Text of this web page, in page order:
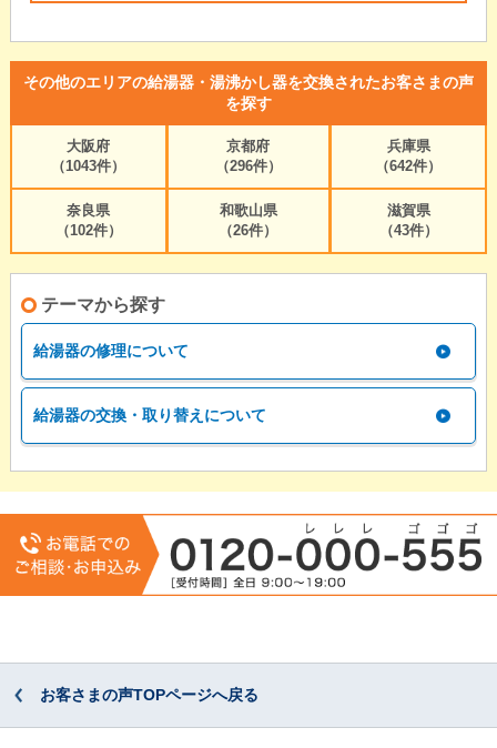
その他のエリアの給湯器・湯沸かし器を交換されたお客さまの声
を探す
大阪府
（1043件）
京都府
（296件）
兵庫県
（642件）
奈良県
（102件）
和歌山県
（26件）
滋賀県
（43件）
テーマから探す
給湯器の修理について
給湯器の交換・取り替えについて
お客さまの声TOPページへ戻る